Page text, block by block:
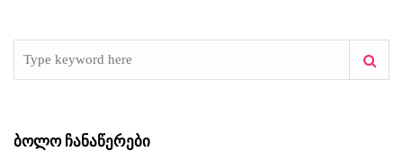
ᲑᲝᲚᲝ ᲩᲐᲜᲐᲬᲔᲠᲔᲑᲘ